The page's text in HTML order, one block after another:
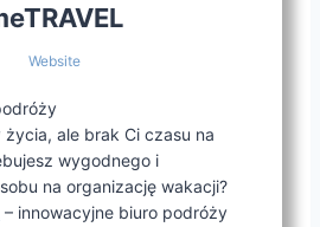
Website
ale brak Ci czasu na
wygodnego i
na organizację wakacji?
– innowacyjne biuro podróży